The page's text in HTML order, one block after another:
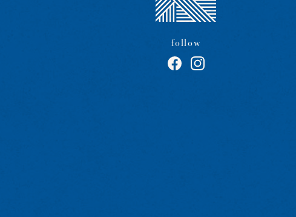
follow